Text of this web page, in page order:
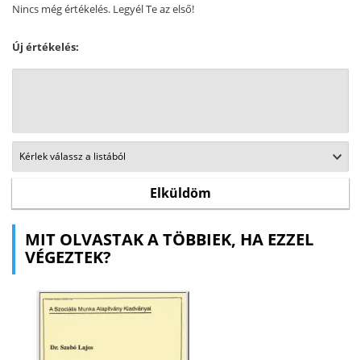
Nincs még értékelés. Legyél Te az első!
Új értékelés:
MIT OLVASTAK A TÖBBIEK, HA EZZEL
VÉGEZTEK?